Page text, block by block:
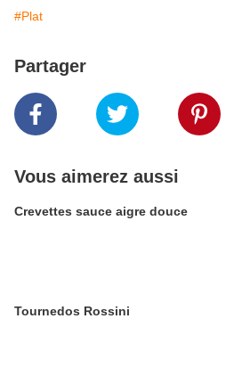
#Plat
Partager
Vous aimerez aussi
Crevettes sauce aigre douce
Tournedos Rossini